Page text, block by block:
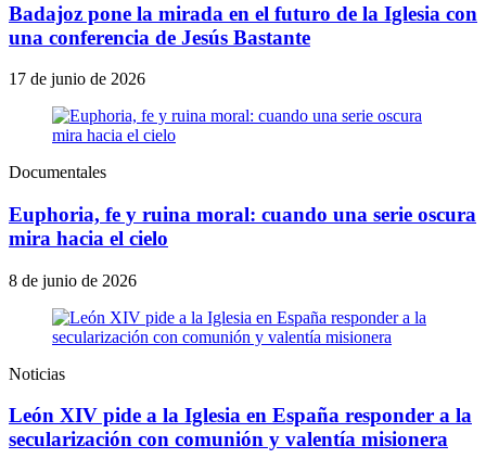
Badajoz pone la mirada en el futuro de la Iglesia con
una conferencia de Jesús Bastante
17 de junio de 2026
Documentales
Euphoria, fe y ruina moral: cuando una serie oscura
mira hacia el cielo
8 de junio de 2026
Noticias
León XIV pide a la Iglesia en España responder a la
secularización con comunión y valentía misionera